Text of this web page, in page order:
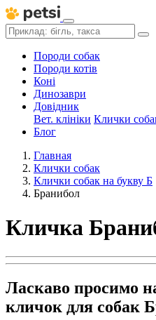
Породи собак
Породи котів
Коні
Динозаври
Довідник
Вет. клініки Клички
Блог
Главная
Клички собак
Клички собак на букву Б
Бранибол
Кличка
Ласкаво просимо
кличок для собак